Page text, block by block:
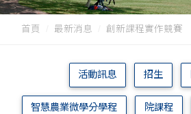
首頁 最新消息 創新課程實作競賽
活動訊息 招生
智慧農業微學分學程 院課程